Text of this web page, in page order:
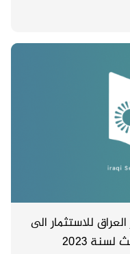
قدمت شركة مصرف المصرف عبر العراق للاستثمار الى
2023